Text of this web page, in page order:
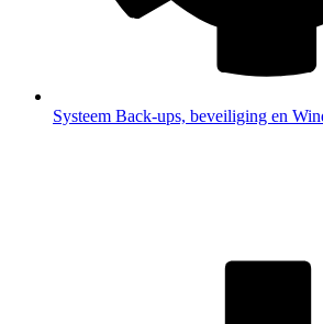
Systeem Back-ups, beveiliging en